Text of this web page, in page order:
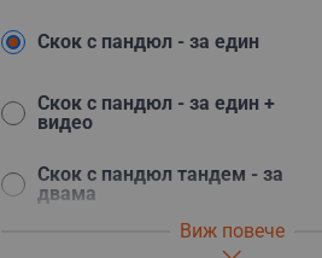
Скок с пандюл - за един
Скок с пандюл - за един +
видео
Скок с пандюл тандем - за
двама
Скок с пандюл тандем - за
Виж повече